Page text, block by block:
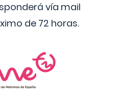
vía mail
de 72 horas.